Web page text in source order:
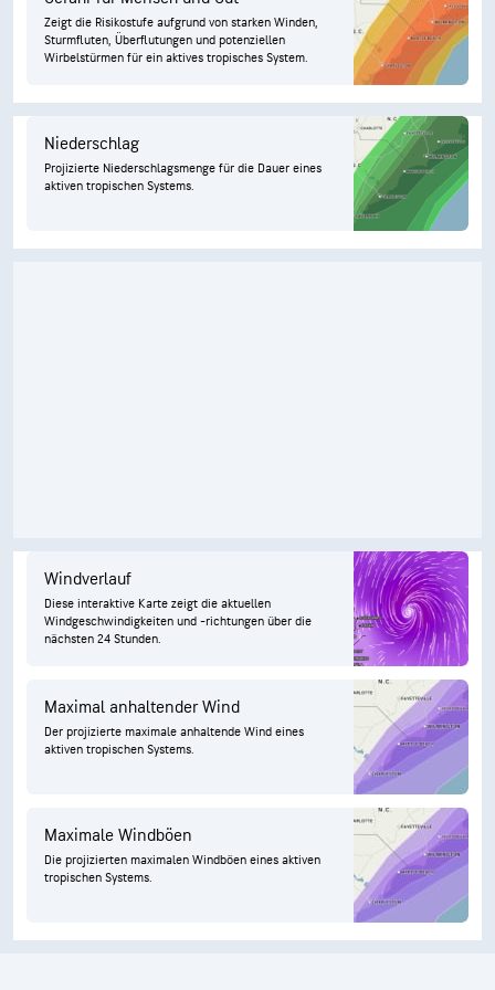
Zeigt die Risikostufe aufgrund von starken Winden,
Sturmfluten, Überflutungen und potenziellen
Wirbelstürmen für ein aktives tropisches System.
Niederschlag
Projizierte Niederschlagsmenge für die Dauer eines
aktiven tropischen Systems.
Windverlauf
Diese interaktive Karte zeigt die aktuellen
Windgeschwindigkeiten und -richtungen über die
nächsten 24 Stunden.
Maximal anhaltender Wind
Der projizierte maximale anhaltende Wind eines
aktiven tropischen Systems.
Maximale Windböen
Die projizierten maximalen Windböen eines aktiven
tropischen Systems.